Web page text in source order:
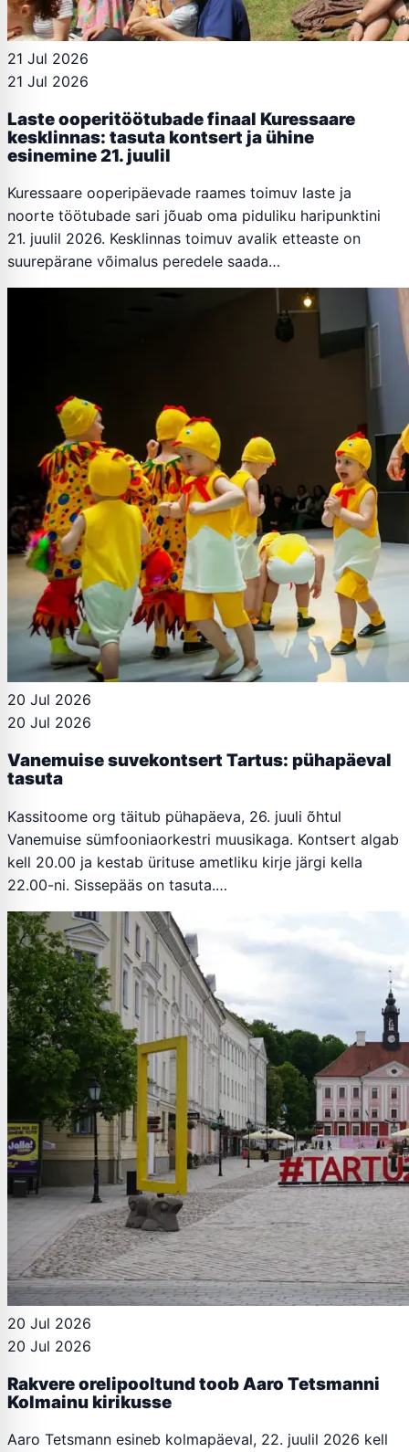
21 Jul 2026
21 Jul 2026
Laste ooperitöötubade finaal Kuressaare
kesklinnas: tasuta kontsert ja ühine
esinemine 21. juulil
Kuressaare ooperipäevade raames toimuv laste ja
noorte töötubade sari jõuab oma piduliku haripunktini
21. juulil 2026. Kesklinnas toimuv avalik etteaste on
suurepärane võimalus peredele saada…
20 Jul 2026
20 Jul 2026
Vanemuise suvekontsert Tartus: pühapäeval
tasuta
Kassitoome org täitub pühapäeva, 26. juuli õhtul
Vanemuise sümfooniaorkestri muusikaga. Kontsert algab
kell 20.00 ja kestab ürituse ametliku kirje järgi kella
22.00-ni. Sissepääs on tasuta.…
20 Jul 2026
20 Jul 2026
Rakvere orelipooltund toob Aaro Tetsmanni
Kolmainu kirikusse
Aaro Tetsmann esineb kolmapäeval, 22. juulil 2026 kell